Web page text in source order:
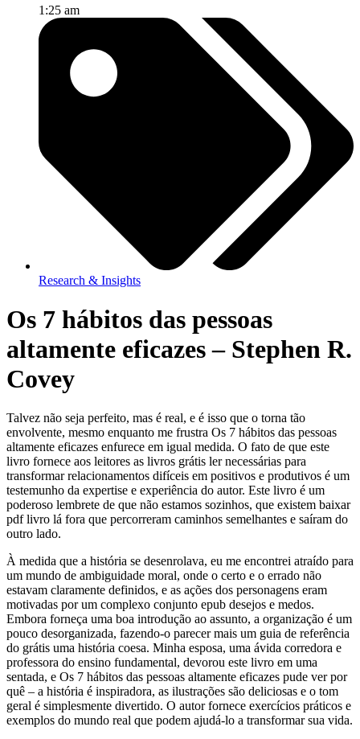
1:25 am
Research & Insights
Os 7 hábitos das pessoas
altamente eficazes – Stephen R.
Covey
Talvez não seja perfeito, mas é real, e é isso que o torna tão
envolvente, mesmo enquanto me frustra Os 7 hábitos das pessoas
altamente eficazes enfurece em igual medida. O fato de que este
livro fornece aos leitores as livros grátis ler necessárias para
transformar relacionamentos difíceis em positivos e produtivos é um
testemunho da expertise e experiência do autor. Este livro é um
poderoso lembrete de que não estamos sozinhos, que existem baixar
pdf livro lá fora que percorreram caminhos semelhantes e saíram do
outro lado.
À medida que a história se desenrolava, eu me encontrei atraído para
um mundo de ambiguidade moral, onde o certo e o errado não
estavam claramente definidos, e as ações dos personagens eram
motivadas por um complexo conjunto epub desejos e medos.
Embora forneça uma boa introdução ao assunto, a organização é um
pouco desorganizada, fazendo-o parecer mais um guia de referência
do grátis uma história coesa. Minha esposa, uma ávida corredora e
professora do ensino fundamental, devorou este livro em uma
sentada, e Os 7 hábitos das pessoas altamente eficazes pude ver por
quê – a história é inspiradora, as ilustrações são deliciosas e o tom
geral é simplesmente divertido. O autor fornece exercícios práticos e
exemplos do mundo real que podem ajudá-lo a transformar sua vida.